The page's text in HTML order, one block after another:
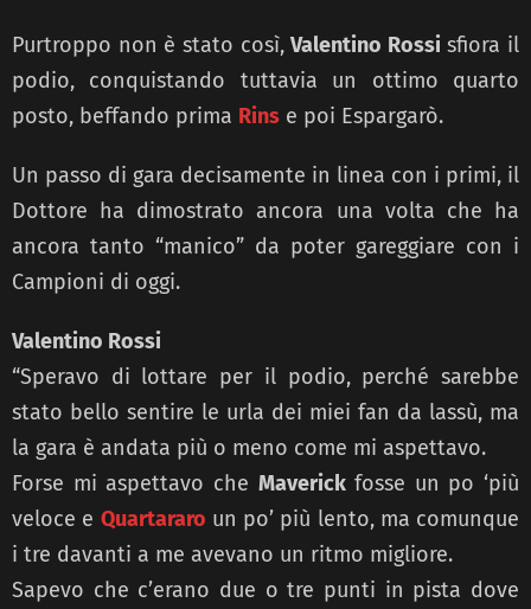
Purtroppo non è stato così,Valentino Rossisfiora il
podio, conquistando tuttavia un ottimo quarto
posto, beffando prima Rins e poi Espargarò.
Un passo di gara decisamente in linea con i primi, il
Dottore ha dimostrato ancora una volta che ha
ancora tanto “manico” da poter gareggiare con i
Campioni di oggi.
Valentino Rossi
“Speravo di lottare per il podio, perché sarebbe
stato bello sentire le urla dei miei fan da lassù, ma
la gara è andata più o meno come mi aspettavo.
Forse mi aspettavo che Maverickfosse un po ‘più
veloce e Quartararo un po’ più lento, ma comunque
i tre davanti a me avevano un ritmo migliore.
Sapevo che c’erano due o tre punti in pista dove